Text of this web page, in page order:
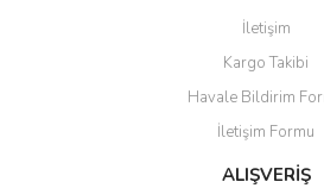
Ürün resmi kalitesiz, bozuk veya
Ürün açıklamasında eksik bilgiler
Ürün bilgilerinde hatalar bulunuyor.
Ürün fiyatı diğer sitelerden daha pahalı.
İletişim
Kargo Takibi
Havale Bildirim
İletişim Formu
ALIŞVERİŞ